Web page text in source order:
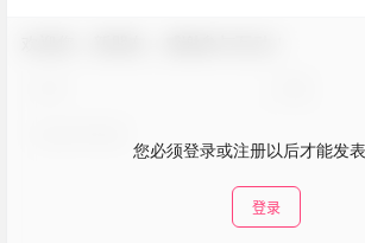
您必须登录或注册以后才能发
登录